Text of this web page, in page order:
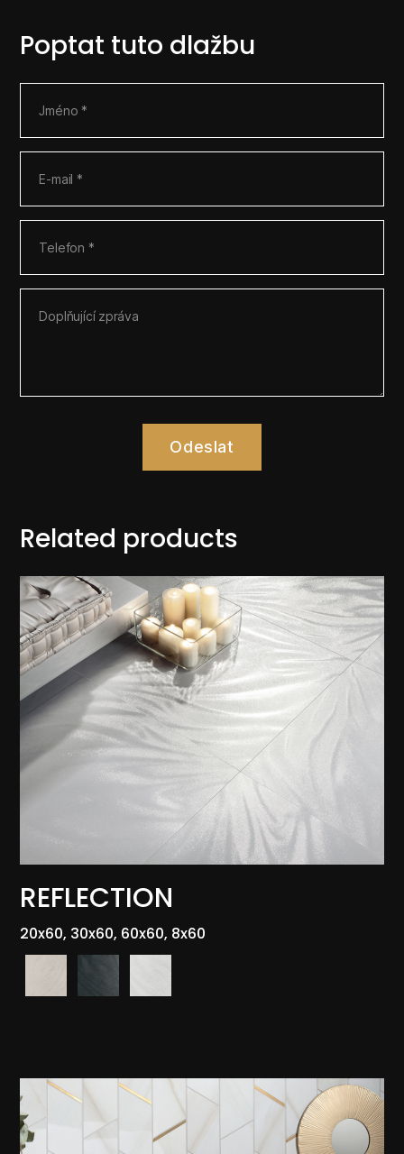
Poptat tuto dlažbu
Odeslat
Related products
REFLECTION
20x60, 30x60, 60x60, 8x60